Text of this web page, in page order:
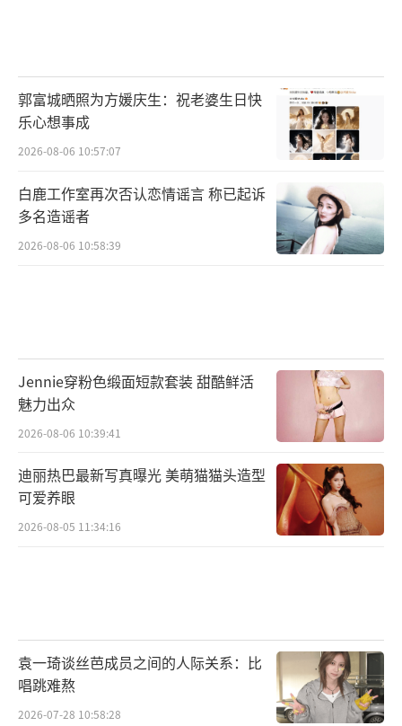
郭富城晒照为方媛庆生：祝老婆生日快
乐心想事成
2026-08-06 10:57:07
白鹿工作室再次否认恋情谣言 称已起诉
多名造谣者
2026-08-06 10:58:39
Jennie穿粉色缎面短款套装 甜酷鲜活
魅力出众
2026-08-06 10:39:41
迪丽热巴最新写真曝光 美萌猫猫头造型
可爱养眼
2026-08-05 11:34:16
袁一琦谈丝芭成员之间的人际关系：比
唱跳难熬
2026-07-28 10:58:28